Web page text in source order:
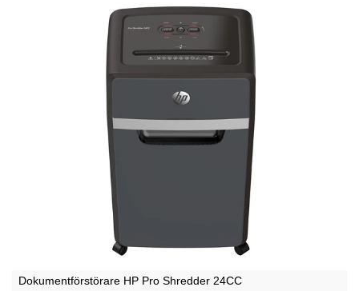
Dokumentförstörare HP Pro Shredder 24CC